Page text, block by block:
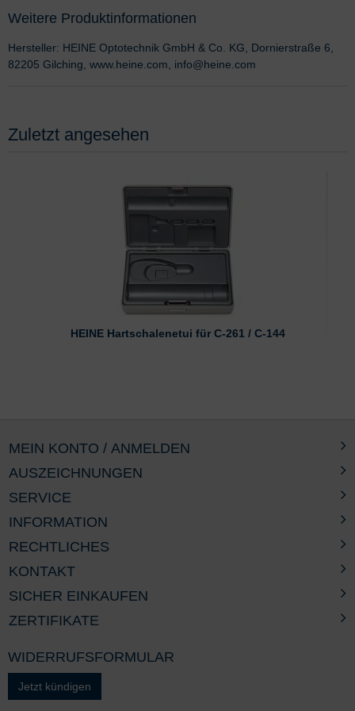
Weitere Produktinformationen
Hersteller: HEINE Optotechnik GmbH & Co. KG, Dornierstraße 6,
82205 Gilching, www.heine.com, info@heine.com
Zuletzt angesehen
HEINE Hartschalenetui für C-261 / C-144
AUSZEICHNUNGEN
SERVICE
INFORMATION
RECHTLICHES
MEIN KONTO / ANMELDEN
KONTAKT
SICHER EINKAUFEN
ZERTIFIKATE
WIDERRUFSFORMULAR
Jetzt kündigen